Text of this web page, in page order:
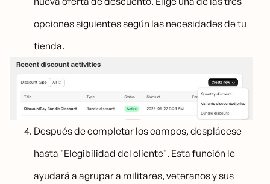
opciones siguientes según las necesidades de tu
tienda.
Después de completar los campos, desplácese
hasta "Elegibilidad del cliente". Esta función le
ayudará a agrupar a militares, veteranos y sus